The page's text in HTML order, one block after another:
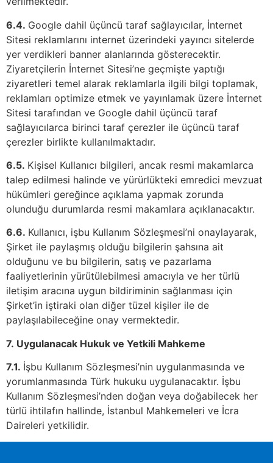
6.4. Google dahil üçüncü taraf sağlayıcılar, İnternet
Sitesi reklamlarını internet üzerindeki yayıncı sitelerde
yer verdikleri banner alanlarında gösterecektir.
Ziyaretçilerin İnternet Sitesi’ne geçmişte yaptığı
ziyaretleri temel alarak reklamlarla ilgili bilgi toplamak,
reklamları optimize etmek ve yayınlamak üzere İnternet
Sitesi tarafından ve Google dahil üçüncü taraf
sağlayıcılarca birinci taraf çerezler ile üçüncü taraf
çerezler birlikte kullanılmaktadır.
6.5. Kişisel Kullanıcı bilgileri, ancak resmi makamlarca
talep edilmesi halinde ve yürürlükteki emredici mevzuat
hükümleri gereğince açıklama yapmak zorunda
olunduğu durumlarda resmi makamlara açıklanacaktır.
6.6. Kullanıcı, işbu Kullanım Sözleşmesi’ni onaylayarak,
Şirket ile paylaşmış olduğu bilgilerin şahsına ait
olduğunu ve bu bilgilerin, satış ve pazarlama
faaliyetlerinin yürütülebilmesi amacıyla ve her türlü
iletişim aracına uygun bildiriminin sağlanması için
Şirket’in iştiraki olan diğer tüzel kişiler ile de
paylaşılabileceğine onay vermektedir.
7. Uygulanacak Hukuk ve Yetkili Mahkeme
7.1. İşbu Kullanım Sözleşmesi’nin uygulanmasında ve
yorumlanmasında Türk hukuku uygulanacaktır. İşbu
Kullanım Sözleşmesi’nden doğan veya doğabilecek her
türlü ihtilafın hallinde, İstanbul Mahkemeleri ve İcra
Daireleri yetkilidir.